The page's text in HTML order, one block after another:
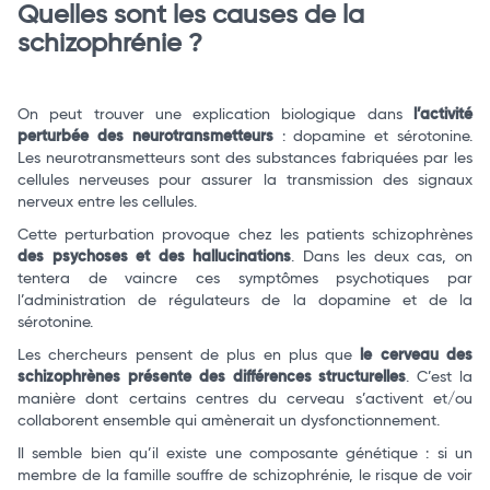
Quelles sont les causes de la
schizophrénie ?
On peut trouver une explication biologique dans
l’activité
perturbée des neurotransmetteurs: dopamine et sérotonine.
Les neurotransmetteurs sont des substances fabriquées par les
cellules nerveuses pour assurer la transmission des signaux
nerveux entre les cellules.
Cette perturbation provoque chez les patients schizophrènes
des psychoses et des hallucinations . Dans les deux cas, on
tentera de vaincre ces symptômes psychotiques par
l’administration de régulateurs de la dopamine et de la
sérotonine.
Les chercheurs pensent de plus en plus que
le cerveau des
schizophrènes présente des différences structurelles . C’est la
manière dont certains centres du cerveau s’activent et/ou
collaborent ensemble qui amènerait un dysfonctionnement.
Il semble bien qu’il existe une composante génétique : si un
membre de la famille souffre de schizophrénie, le risque de voir